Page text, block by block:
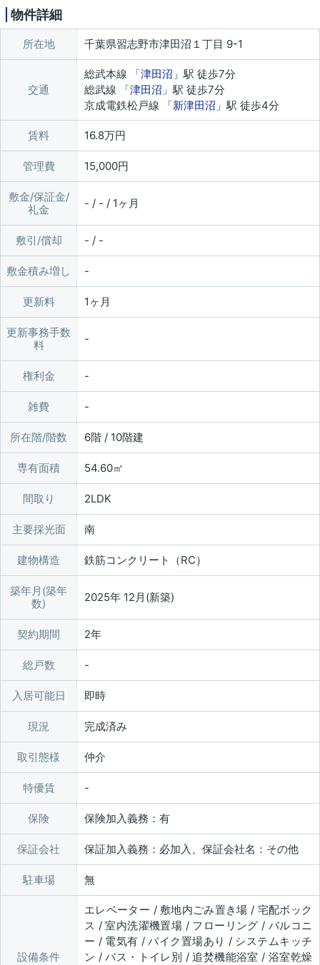
物件詳細
所在地 千葉県習志野市津田沼１丁目 9-1
交通
総武本線 「津田沼 」駅 徒歩7分
総武線 「津田沼 」駅 徒歩7分
京成電鉄松戸線 「新津田沼 」駅 徒歩4分
賃料 16.8万円
管理費 15,000円
敷金/保証金/
礼金
- / - / 1ヶ月
敷引/償却 - / -
敷金積み増し
更新料 1ヶ月
更新事務手数
料
権利金
雑費
所在階/階数 6階 / 10階建
専有面積 54.60㎡
間取り 2LDK
主要採光面 南
建物構造 鉄筋コンクリート（RC）
築年月(築年
数)
2025年 12月(新築)
契約期間 2年
総戸数
入居可能日 即時
現況 完成済み
取引態様 仲介
特優賃
保険 保険加入義務：有
保証会社 保証加入義務：必加入、保証会社名：その他
駐車場 無
設備条件
エレベーター / 敷地内ごみ置き場 / 宅配ボック
ス / 室内洗濯機置場 / フローリング / バルコニ
ー / 電気有 / バイク置場あり / システムキッチ
ン / バス・トイレ別 / 追焚機能浴室 / 浴室乾燥